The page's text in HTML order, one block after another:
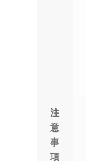
注
意
事
項